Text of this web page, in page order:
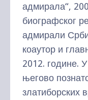
адмирала“,
биографског
адмирали
коаутор и
2012. године.
његово
златиборских